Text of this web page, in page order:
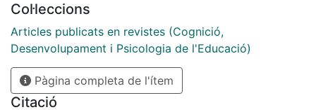
distinct frameworks for describing different views of
learning and the nature, characteristics and function of
feedback (Hattie & Gan, 2011)...
Col·leccions
Articles publicats en revistes (Cognició,
Desenvolupament i Psicologia de l'Educació)
Pàgina completa de l'ítem
Citació